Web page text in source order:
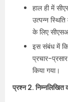
हाल ही में
उत्पन्न
के लिए
इस संबंध में
प्रचार-
किया गया।
प्रश्न 2.